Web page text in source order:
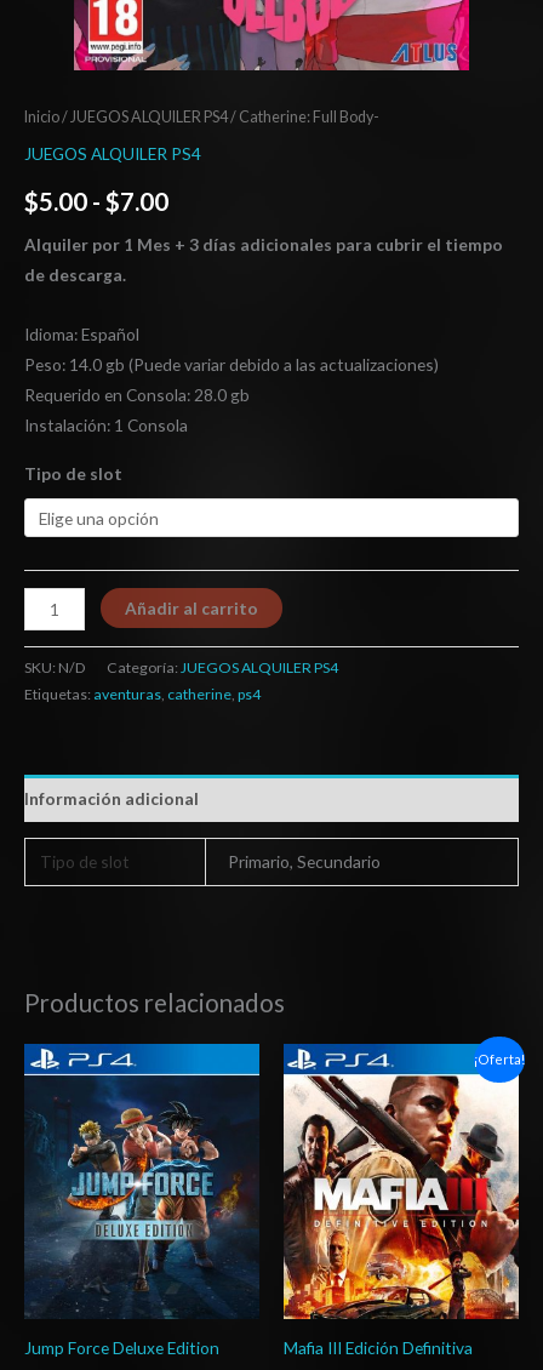
Inicio/ JUEGOS ALQUILER PS4/ Catherine: Full Body-
JUEGOS ALQUILER PS4
$5.00 - $7.00
Alquiler por 1 Mes + 3 días adicionales para cubrir el tiempo
de descarga.
Idioma: Español
Peso: 14.0 gb (Puede variar debido a las actualizaciones)
Requerido en Consola: 28.0 gb
Instalación: 1 Consola
Tipo de slot
Añadir al carrito
SKU: N/D Categoría: JUEGOS ALQUILER PS4
Etiquetas: aventuras, catherine, ps4
Información adicional
Tipo de slot Primario, Secundario
Productos relacionados
Jump Force Deluxe Edition
Rango
de
desde
$27.03
hasta
$42.03
¡Oferta!
Mafia III Edición Definitiva
Rango
de
precios:
desde
$6.03
hasta
$10.03